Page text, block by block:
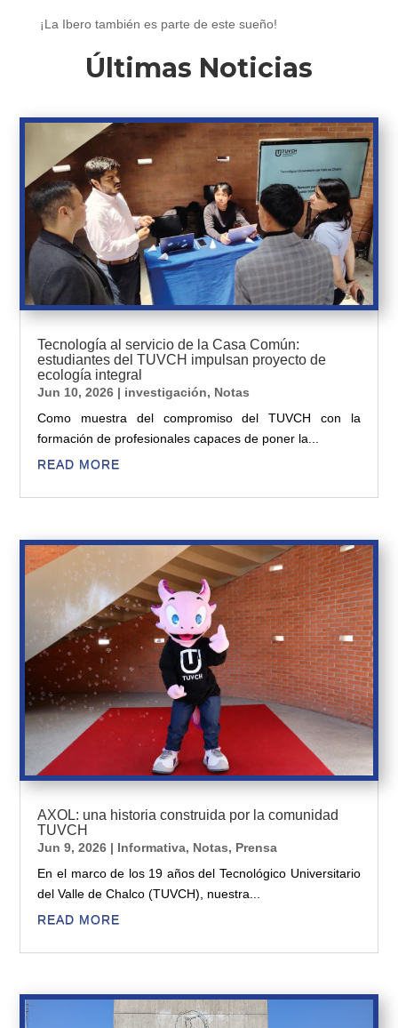
¡La Ibero también es parte de este sueño!
Últimas Noticias
Tecnología al servicio de la Casa Común:
estudiantes del TUVCH impulsan proyecto de
ecología integral
Jun 10, 2026 | investigación, Notas
Como muestra del compromiso del TUVCH con la
formación de profesionales capaces de poner la...
READ MORE
AXOL: una historia construida por la comunidad
TUVCH
Jun 9, 2026 | Informativa, Notas, Prensa
En el marco de los 19 años del Tecnológico Universitario
del Valle de Chalco (TUVCH), nuestra...
READ MORE